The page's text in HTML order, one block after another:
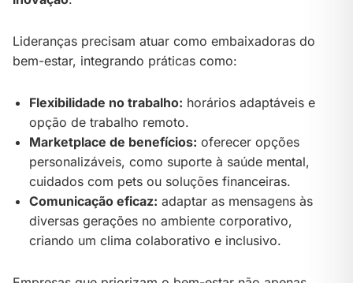
Lideranças precisam atuar como embaixadoras do
bem-estar, integrando práticas como:
Flexibilidade no trabalho: horários adaptáveis e
opção de trabalho remoto.
Marketplace de benefícios: oferecer opções
personalizáveis, como suporte à saúde mental,
cuidados com pets ou soluções financeiras.
Comunicação eficaz: adaptar as mensagens às
diversas gerações no ambiente corporativo,
criando um clima colaborativo e inclusivo.